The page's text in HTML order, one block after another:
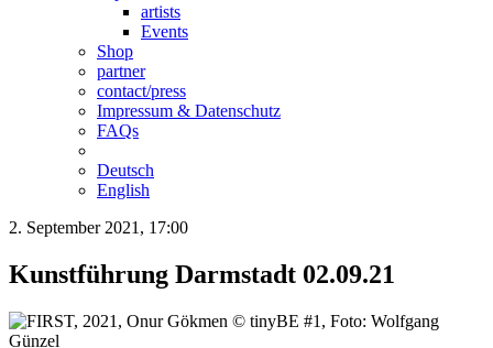
artists
Events
Shop
partner
contact/press
Impressum & Datenschutz
FAQs
Deutsch
English
2. September 2021, 17:00
Kunstführung Darmstadt 02.09.21